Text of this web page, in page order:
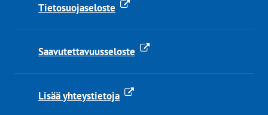
Tietosuojaseloste
Saavutettavuusseloste
Lisää yhteystietoja